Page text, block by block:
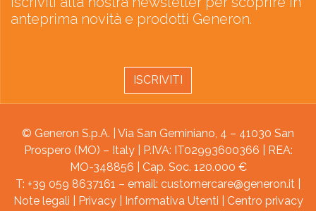
anteprima novità e prodotti Generon.
ISCRIVITI
© Generon S.p.A. | Via San Geminiano, 4 – 41030 San
Prospero (MO) – Italy | P.IVA: IT02993600366 | REA:
MO-348856 | Cap. Soc. 120.000 €
T: +39 059 8637161 – email: customercare@generon.it
Note legali
Privacy| Informativa Utenti
Centro privacy